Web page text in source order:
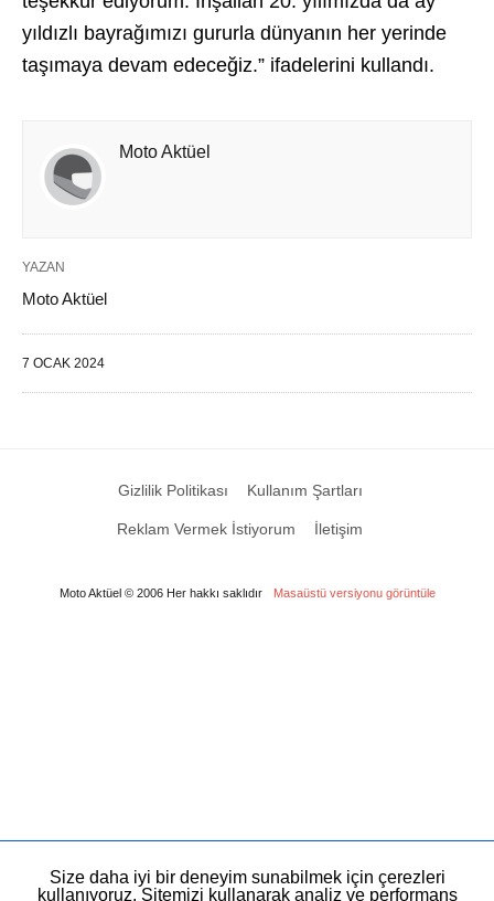
yıldızlı bayrağımızı gururla dünyanın her yerinde
taşımaya devam edeceğiz.” ifadelerini kullandı.
Moto Aktüel
YAZAN
Moto Aktüel
7 OCAK 2024
Gizlilik Politikası Kullanım Şartları
Reklam Vermek İstiyorum İletişim
Moto Aktüel © 2006 Her hakkı saklıdır Masaüstü versiyonu görüntüle
Size daha iyi bir deneyim sunabilmek için çerezleri
kullanıyoruz. Sitemizi kullanarak analiz ve performans